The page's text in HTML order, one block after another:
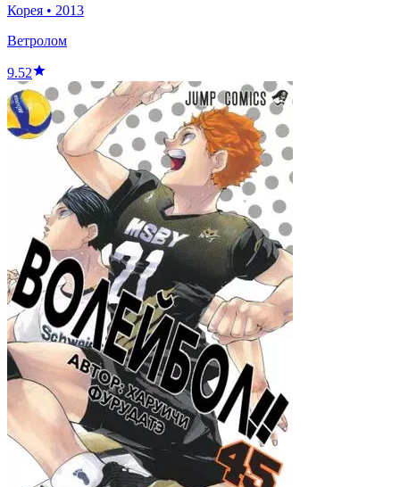
Корея • 2013
Ветролом
9.52